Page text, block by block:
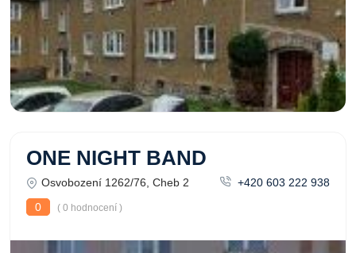
ONE NIGHT BAND
Osvobození 1262/76, Cheb 2
+420 603 222 938
0
( 0 hodnocení )